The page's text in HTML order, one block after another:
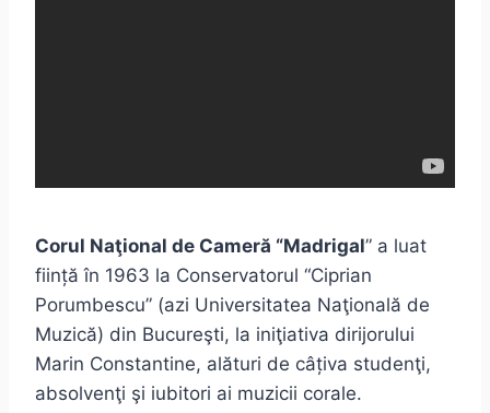
Corul Naţional de Cameră “Madrigal” a luat
ființă în 1963 la Conservatorul “Ciprian
Porumbescu” (azi Universitatea Naţională de
Muzică) din Bucureşti, la iniţiativa dirijorului
Marin Constantine, alături de câțiva studenţi,
absolvenţi şi iubitori ai muzicii corale.